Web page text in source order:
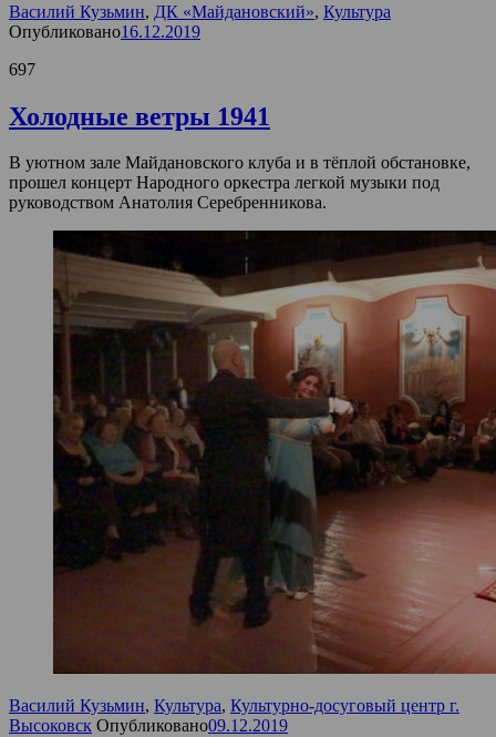
Василий Кузьмин, ДК «Майдановский», Культура
Опубликовано16.12.2019
697
Холодные ветры 1941
В уютном зале Майдановского клуба и в тёплой обстановке,
прошел концерт Народного оркестра легкой музыки под
руководством Анатолия Серебренникова.
Василий Кузьмин, Культура, Культурно-досуговый центр г.
Высоковск Опубликовано09.12.2019